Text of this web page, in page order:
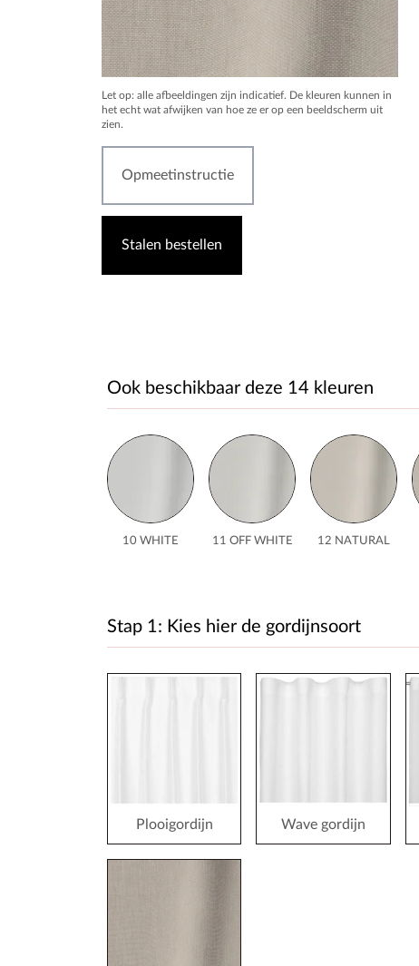
Let op: alle afbeeldingen zijn indicatief. De kleuren kunnen in
het echt wat afwijken van hoe ze er op een beeldscherm uit
zien.
Opmeetinstructie
Stalen bestellen
Ook beschikbaar deze 14 kleuren
10 WHITE 11 OFF WHITE 12 NATURAL
Stap 1: Kies hier de gordijnsoort
Plooigordijn Wave gordijn